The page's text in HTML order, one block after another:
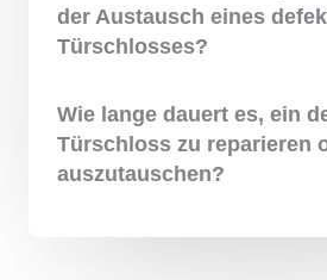
der Austausch eines
Türschlosses?
Wie lange dauert es, ein
Türschloss zu reparieren
auszutauschen?